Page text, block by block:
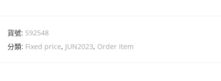
貨號: S92548
分類: Fixed price, JUN2023, Order Item